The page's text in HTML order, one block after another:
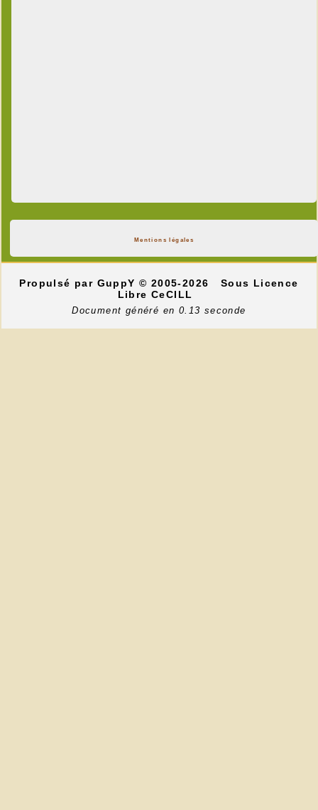
Mentions légales
Propulsé par GuppY© 2005-2026
Sous Licence
Libre CeCILL
Document généré en 0.13 seconde